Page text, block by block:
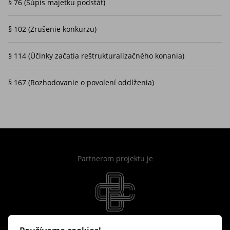
348/2011 Z.z., ktorá významným spôsobom zmenila
o konkurze a reštrukturalizácii v aktuálnom znení a približuje
čitateľom poznatky autora profesijne pôsobiaceho v oblasti
§ 76 (Súpis majetku podstát)
§ 102 (Zrušenie konkurzu)
§ 114 (Účinky začatia reštrukturalizačného konania)
§ 167 (Rozhodovanie o povolení oddlženia)
Partnerom projektu je